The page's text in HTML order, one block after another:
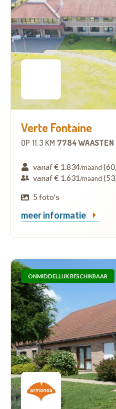
Verte Fontaine
OP 11.3 KM 7784 WAASTEN
vanaf € 1.834/maand
vanaf € 1.631/maand
5 foto's
meer informatie
ONMIDDELLIJK BESCHIKBAAR